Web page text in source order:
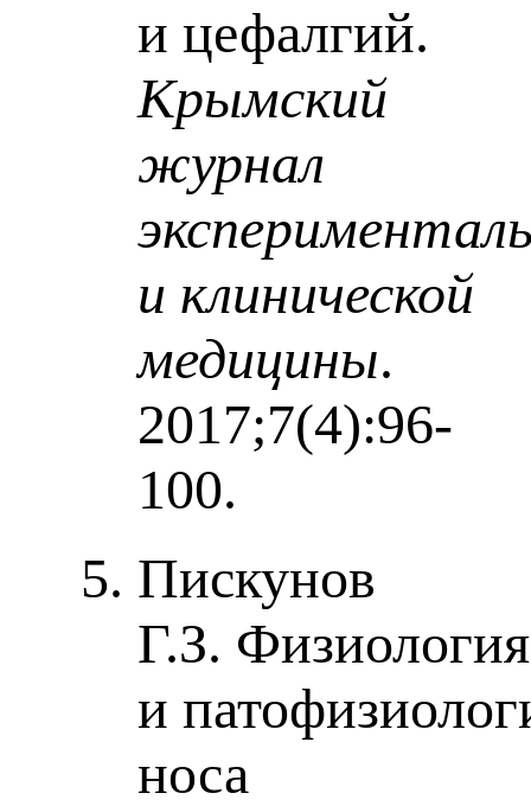
и цефалгий.
Крымский
журнал
и клинической
медицины.
2017;7(4):96-
100.
Пискунов
Г.З. Физиология
и
носа